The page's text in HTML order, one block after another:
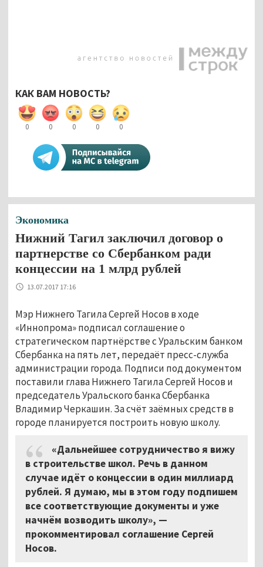
КАК ВАМ НОВОСТЬ?
0 0 0 0 0
Экономика
Нижний Тагил заключил договор о
партнерстве со Сбербанком ради
концессии на 1 млрд рублей
13.07.2017 17:16
Мэр Нижнего Тагила Сергей Носов в ходе
«Иннопрома» подписал соглашение о
стратегическом партнёрстве с Уральским банком
Сбербанка на пять лет, передаёт пресс-служба
администрации города. Подписи под документом
поставили глава Нижнего Тагила Сергей Носов и
председатель Уральского банка Сбербанка
Владимир Черкашин. За счёт заёмных средств в
городе планируется построить новую школу.
«Дальнейшее сотрудничество я вижу
в строительстве школ. Речь в данном
случае идёт о концессии в один миллиард
рублей. Я думаю, мы в этом году подпишем
все соответствующие документы и уже
начнём возводить школу», —
прокомментировал соглашение Сергей
Носов.